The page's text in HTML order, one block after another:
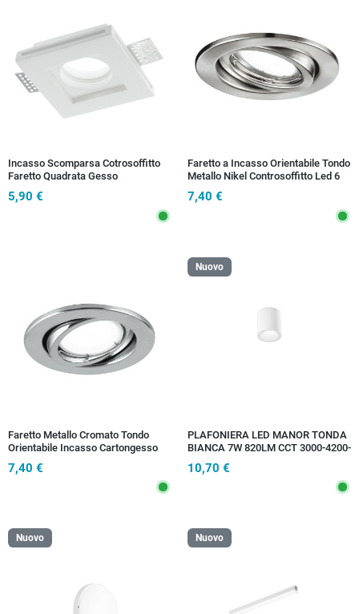
Incasso Scomparsa Cotrosoffitto
Faretto Quadrata Gesso
Verniciabile GU10
5,90 €
Faretto a Incasso Orientabile Tondo
Metallo Nikel Controsoffitto Led 6
watt Luce Calda
7,40 €
Faretto Metallo Cromato Tondo
Orientabile Incasso Cartongesso
7,40 €
Nuovo
PLAFONIERA LED MANOR TONDA
BIANCA 7W 820LM CCT 3000-4200-
10,70 €
Nuovo Nuovo